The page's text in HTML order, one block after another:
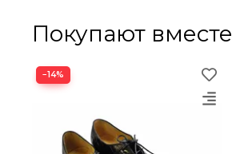
Покупают вместе
−14%